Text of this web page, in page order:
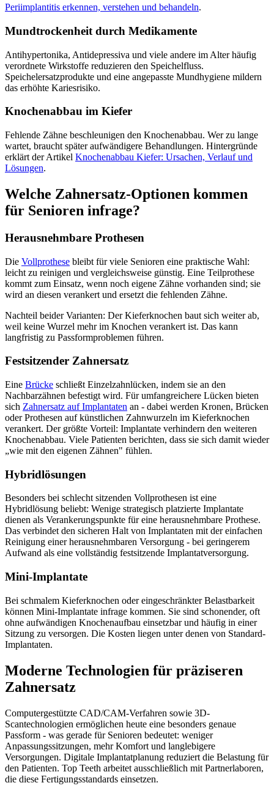
Periimplantitis erkennen, verstehen und behandeln.
Mundtrockenheit durch Medikamente
Antihypertonika, Antidepressiva und viele andere im Alter häufig
verordnete Wirkstoffe reduzieren den Speichelfluss.
Speichelersatzprodukte und eine angepasste Mundhygiene mildern
das erhöhte Kariesrisiko.
Knochenabbau im Kiefer
Fehlende Zähne beschleunigen den Knochenabbau. Wer zu lange
wartet, braucht später aufwändigere Behandlungen. Hintergründe
erklärt der Artikel Knochenabbau Kiefer: Ursachen, Verlauf und
Lösungen.
Welche Zahnersatz-Optionen kommen
für Senioren infrage?
Herausnehmbare Prothesen
Die Vollprothese bleibt für viele Senioren eine praktische Wahl:
leicht zu reinigen und vergleichsweise günstig. Eine Teilprothese
kommt zum Einsatz, wenn noch eigene Zähne vorhanden sind; sie
wird an diesen verankert und ersetzt die fehlenden Zähne.
Nachteil beider Varianten: Der Kieferknochen baut sich weiter ab,
weil keine Wurzel mehr im Knochen verankert ist. Das kann
langfristig zu Passformproblemen führen.
Festsitzender Zahnersatz
Eine Brücke schließt Einzelzahnlücken, indem sie an den
Nachbarzähnen befestigt wird. Für umfangreichere Lücken bieten
sich Zahnersatz auf Implantaten an - dabei werden Kronen, Brücken
oder Prothesen auf künstlichen Zahnwurzeln im Kieferknochen
verankert. Der größte Vorteil: Implantate verhindern den weiteren
Knochenabbau. Viele Patienten berichten, dass sie sich damit wieder
„wie mit den eigenen Zähnen" fühlen.
Hybridlösungen
Besonders bei schlecht sitzenden Vollprothesen ist eine
Hybridlösung beliebt: Wenige strategisch platzierte Implantate
dienen als Verankerungspunkte für eine herausnehmbare Prothese.
Das verbindet den sicheren Halt von Implantaten mit der einfachen
Reinigung einer herausnehmbaren Versorgung - bei geringerem
Aufwand als eine vollständig festsitzende Implantatversorgung.
Mini-Implantate
Bei schmalem Kieferknochen oder eingeschränkter Belastbarkeit
können Mini-Implantate infrage kommen. Sie sind schonender, oft
ohne aufwändigen Knochenaufbau einsetzbar und häufig in einer
Sitzung zu versorgen. Die Kosten liegen unter denen von Standard-
Implantaten.
Moderne Technologien für präziseren
Zahnersatz
Computergestützte CAD/CAM-Verfahren sowie 3D-
Scantechnologien ermöglichen heute eine besonders genaue
Passform - was gerade für Senioren bedeutet: weniger
Anpassungssitzungen, mehr Komfort und langlebigere
Versorgungen. Digitale Implantatplanung reduziert die Belastung für
den Patienten. Top Teeth arbeitet ausschließlich mit Partnerlaboren,
die diese Fertigungsstandards einsetzen.